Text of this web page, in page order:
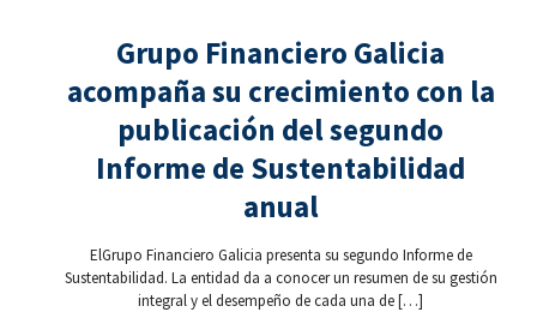
Grupo Financiero Galicia
acompaña su crecimiento con la
publicación del segundo
Informe de Sustentabilidad
anual
ElGrupo Financiero Galicia presenta su segundo Informe de
Sustentabilidad. La entidad da a conocer un resumen de su gestión
integral y el desempeño de cada una de[…]